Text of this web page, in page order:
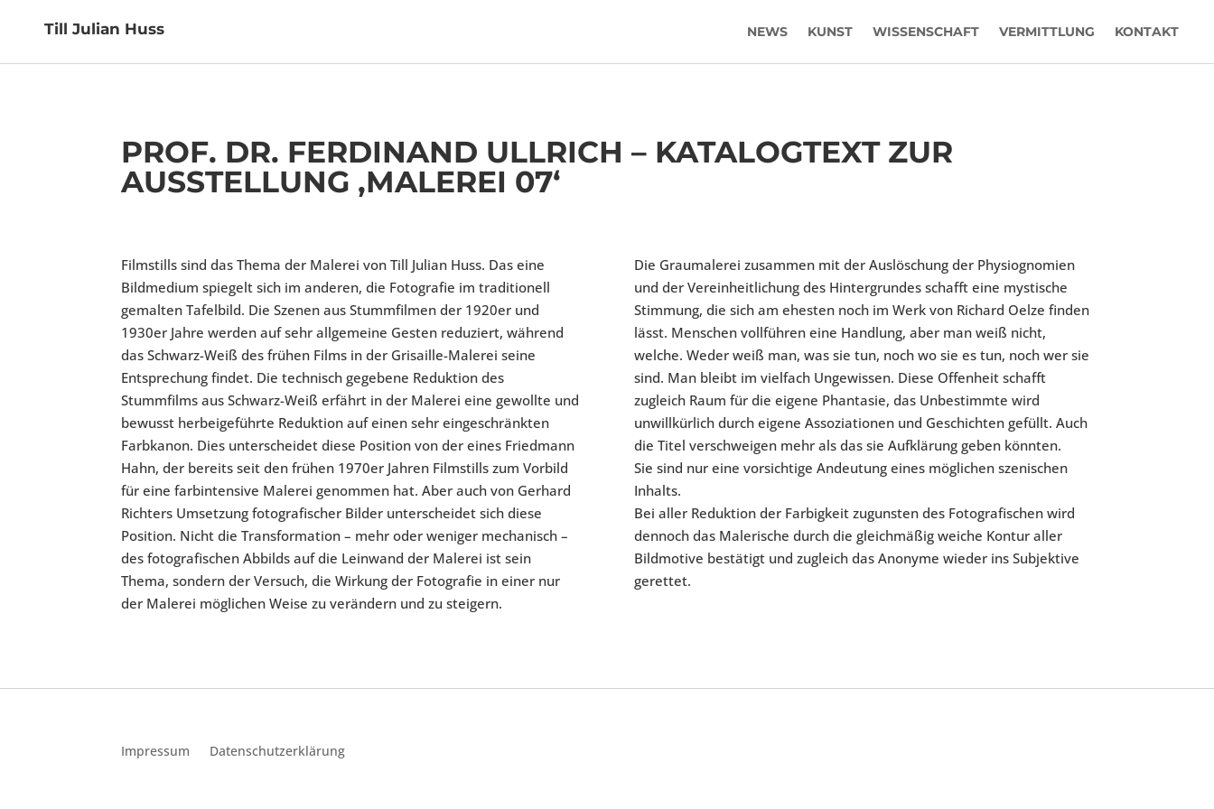
Till Julian Huss NEWS KUNST WISSENSCHAFT VERMITTLUNG KONTAKT
PROF. DR. FERDINAND ULLRICH – KATALOGTEXT ZUR
AUSSTELLUNG ‚MALEREI 07‘
Filmstills sind das Thema der Malerei von Till Julian Huss. Das eine
Bildmedium spiegelt sich im anderen, die Fotografie im traditionell
gemalten Tafelbild. Die Szenen aus Stummfilmen der 1920er und
1930er Jahre werden auf sehr allgemeine Gesten reduziert, während
das Schwarz-Weiß des frühen Films in der Grisaille-Malerei seine
Entsprechung findet. Die technisch gegebene Reduktion des
Stummfilms aus Schwarz-Weiß erfährt in der Malerei eine gewollte und
bewusst herbeigeführte Reduktion auf einen sehr eingeschränkten
Farbkanon. Dies unterscheidet diese Position von der eines Friedmann
Hahn, der bereits seit den frühen 1970er Jahren Filmstills zum Vorbild
für eine farbintensive Malerei genommen hat. Aber auch von Gerhard
Richters Umsetzung fotografischer Bilder unterscheidet sich diese
Position. Nicht die Transformation – mehr oder weniger mechanisch –
des fotografischen Abbilds auf die Leinwand der Malerei ist sein
Thema, sondern der Versuch, die Wirkung der Fotografie in einer nur
der Malerei möglichen Weise zu verändern und zu steigern.
Die Graumalerei zusammen mit der Auslöschung der Physiognomien
und der Vereinheitlichung des Hintergrundes schafft eine mystische
Stimmung, die sich am ehesten noch im Werk von Richard Oelze finden
lässt. Menschen vollführen eine Handlung, aber man weiß nicht,
welche. Weder weiß man, was sie tun, noch wo sie es tun, noch wer sie
sind. Man bleibt im vielfach Ungewissen. Diese Offenheit schafft
zugleich Raum für die eigene Phantasie, das Unbestimmte wird
unwillkürlich durch eigene Assoziationen und Geschichten gefüllt. Auch
die Titel verschweigen mehr als das sie Aufklärung geben könnten.
Sie sind nur eine vorsichtige Andeutung eines möglichen szenischen
Inhalts.
Bei aller Reduktion der Farbigkeit zugunsten des Fotografischen wird
dennoch das Malerische durch die gleichmäßig weiche Kontur aller
Bildmotive bestätigt und zugleich das Anonyme wieder ins Subjektive
gerettet.
Impressum Datenschutzerklärung